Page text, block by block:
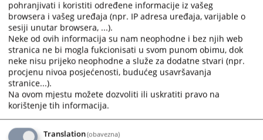
("Službeni glasnik Republike Srpske" broj 37/12, 44/15, 100/17)
a čime je ispunjen uslov iz čl. 25 Zakona o udruženjima i
fondacijama Republike Srpske ("Službeni glasnik Republike
Srpske" broj 52/01 i 42/05) koji navodi da se udruženja ili
fondacije upisuju u registar udruženja ili registar fondacija
koga vode osnovni sudovi u sjedištima okružnih sudova na
čijem području udruženje ili fondacija ima svoje sjedište.
Prikazana vijest je na: Srpski jezik
8122PREGLEDA
pohranjivati i koristiti određene informacije iz vašeg
browsera i vašeg uređaja (npr. IP adresa uređaja, varijable o
sesiji unutar browsera, ...).
Neke od ovih informacija su nam neophodne i bez njih web
stranica ne bi mogla fukcionisati u svom punom obimu, dok
neke nisu prijeko neophodne a služe za dodatne stvari (npr.
procjenu nivoa posjećenosti, budućeg usavršavanja
stranice...).
Na ovom mjestu možete dozvoliti ili uskratiti pravo na
korištenje tih informacija.
Translation(obavezna)